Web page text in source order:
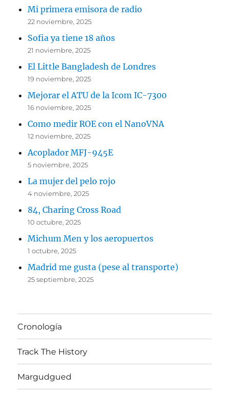
Mi primera emisora de radio
22 noviembre, 2025
Sofia ya tiene 18 años
21 noviembre, 2025
El Little Bangladesh de Londres
19 noviembre, 2025
Mejorar el ATU de la Icom IC-7300
16 noviembre, 2025
Como medir ROE con el NanoVNA
12 noviembre, 2025
Acoplador MFJ-945E
5 noviembre, 2025
La mujer del pelo rojo
4 noviembre, 2025
84, Charing Cross Road
10 octubre, 2025
Michum Men y los aeropuertos
1 octubre, 2025
Madrid me gusta (pese al transporte)
25 septiembre, 2025
Cronología
Track The History
Margudgued